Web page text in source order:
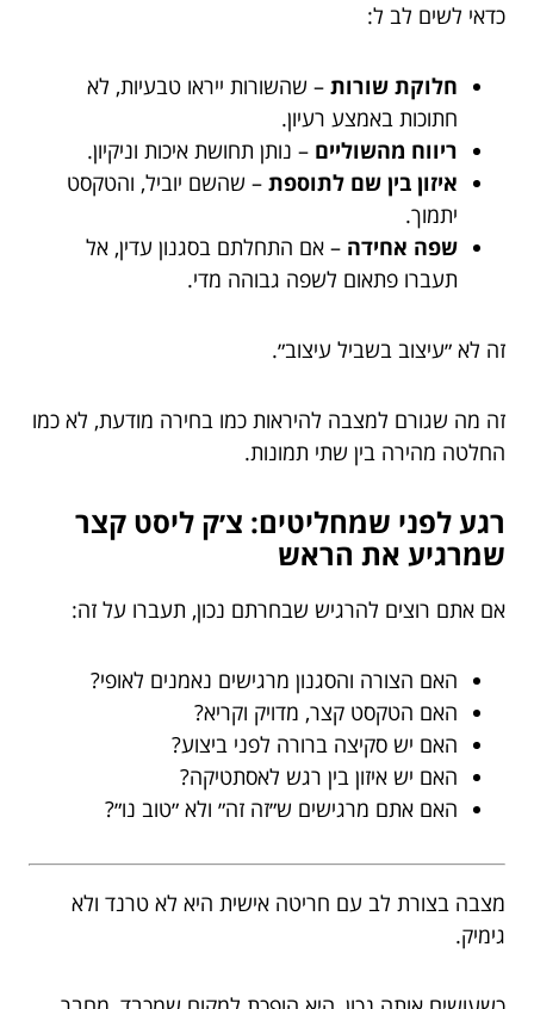
כדאי לשים לב ל:
חלוקת שורות – שהשורות ייראו טבעיות, לא
חתוכות באמצע רעיון.
ריווח מהשוליים – נותן תחושת איכות וניקיון.
איזון בין שם לתוספת – שהשם יוביל, והטקסט
יתמוך.
שפה אחידה – אם התחלתם בסגנון עדין, אל
תעברו פתאום לשפה גבוהה מדי.
זה לא ״עיצוב בשביל עיצוב״.
זה מה שגורם למצבה להיראות כמו בחירה מודעת, לא כמו
החלטה מהירה בין שתי תמונות.
רגע לפני שמחליטים: צ׳ק ליסט קצר
שמרגיע את הראש
אם אתם רוצים להרגיש שבחרתם נכון, תעברו על זה:
האם הצורה והסגנון מרגישים נאמנים לאופי?
האם הטקסט קצר, מדויק וקריא?
האם יש סקיצה ברורה לפני ביצוע?
האם יש איזון בין רגש לאסתטיקה?
האם אתם מרגישים ש״זה זה״ ולא ״טוב נו״?
מצבה בצורת לב עם חריטה אישית היא לא טרנד ולא
גימיק.